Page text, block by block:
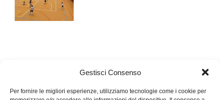
Gestisci Consenso
Per fornire le migliori esperienze, utilizziamo tecnologie come i cookie per
tecnologica.